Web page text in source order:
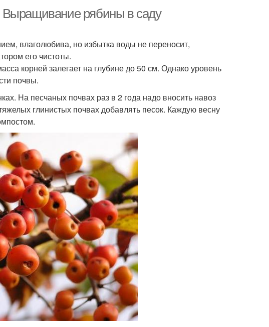
Выращивание рябины в саду
влаголюбива, но избытка воды не переносит,
его чистоты.
корней залегает на глубине до 50 см. Однако уровень
почвы.
На песчаных почвах раз в 2 года надо вносить навоз
глинистых почвах добавлять песок. Каждую весну